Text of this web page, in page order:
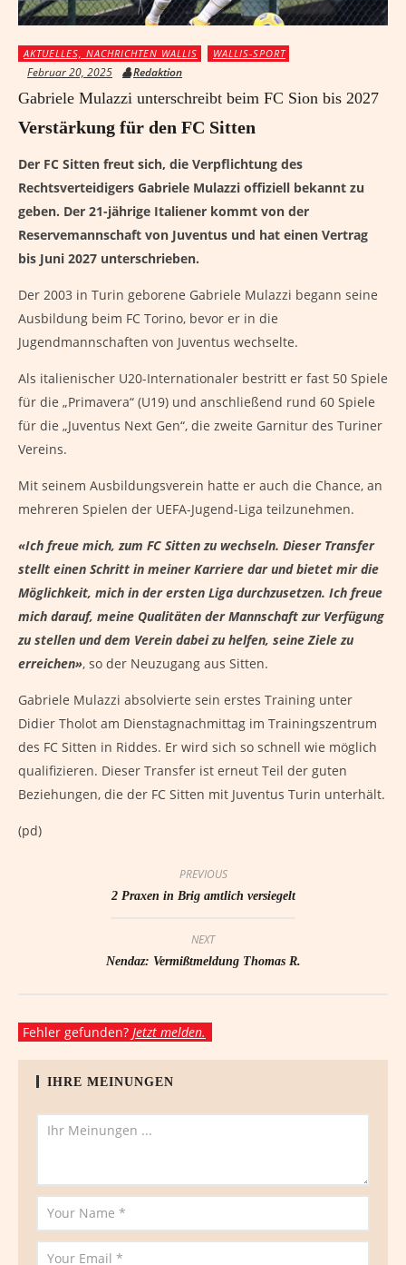
AKTUELLES, NACHRICHTEN WALLIS WALLIS-SPORT
Februar 20, 2025 Redaktion
Gabriele Mulazzi unterschreibt beim FC Sion bis 2027
Verstärkung für den FC Sitten
Der FC Sitten freut sich, die Verpflichtung des
Rechtsverteidigers Gabriele Mulazzi offiziell bekannt zu
geben. Der 21-jährige Italiener kommt von der
Reservemannschaft von Juventus und hat einen Vertrag
bis Juni 2027 unterschrieben.
Der 2003 in Turin geborene Gabriele Mulazzi begann seine
Ausbildung beim FC Torino, bevor er in die
Jugendmannschaften von Juventus wechselte.
Als italienischer U20-Internationaler bestritt er fast 50 Spiele
für die „Primavera“ (U19) und anschließend rund 60 Spiele
für die „Juventus Next Gen“, die zweite Garnitur des Turiner
Vereins.
Mit seinem Ausbildungsverein hatte er auch die Chance, an
mehreren Spielen der UEFA-Jugend-Liga teilzunehmen.
«Ich freue mich, zum FC Sitten zu wechseln. Dieser Transfer
stellt einen Schritt in meiner Karriere dar und bietet mir die
Möglichkeit, mich in der ersten Liga durchzusetzen. Ich freue
mich darauf, meine Qualitäten der Mannschaft zur Verfügung
zu stellen und dem Verein dabei zu helfen, seine Ziele zu
erreichen», so der Neuzugang aus Sitten.
Gabriele Mulazzi absolvierte sein erstes Training unter
Didier Tholot am Dienstagnachmittag im Trainingszentrum
des FC Sitten in Riddes. Er wird sich so schnell wie möglich
qualifizieren. Dieser Transfer ist erneut Teil der guten
Beziehungen, die der FC Sitten mit Juventus Turin unterhält.
(pd)
PREVIOUS
2 Praxen in Brig amtlich versiegelt
NEXT
Nendaz: Vermißtmeldung Thomas R.
Fehler gefunden? Jetzt melden.
IHRE MEINUNGEN